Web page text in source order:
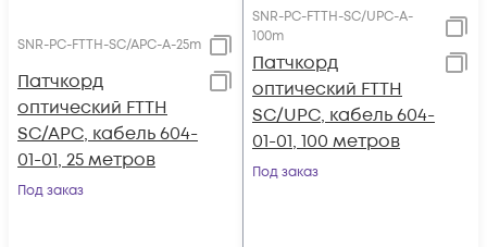
SNR-PC-FTTH-SC/APC-A-25m
Патчкорд
оптический FTTH
SC/APC, кабель 604-
01-01, 25 метров
Под заказ
SNR-PC-FTTH-SC/UPC-A-
100m
Патчкорд
оптический FTTH
SC/UPC, кабель 604-
01-01, 100 метров
Под заказ